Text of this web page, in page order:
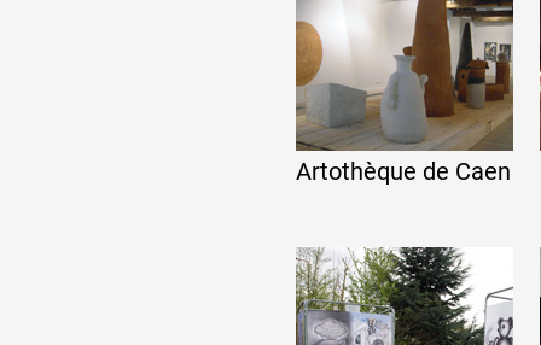
Actions
Documentation
Visites d'ateliers
Production vidéo
Artothèque de Caen